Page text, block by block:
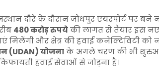
दौरे के दौरान जोधपुर एयरपोर्ट पर
480 करोड़ रुपयेकी लागत से तैयार इस
मिलेंगी और क्षेत्र की हवाई कनेक्टिविटी
(UDAN) योजनाके अगले चरण की भी
हवाई सेवाओं से जोड़ना है।